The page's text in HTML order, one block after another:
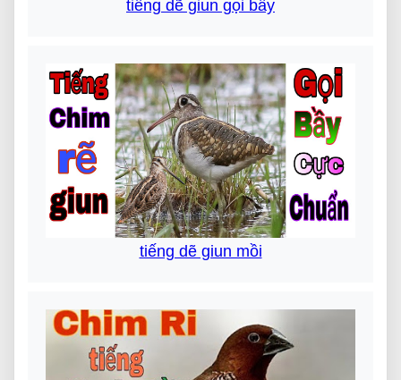
tiếng dẽ giun gọi bầy
tiếng dẽ giun mồi